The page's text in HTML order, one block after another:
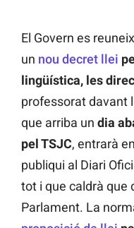
El Govern es
un nou decret llei
lingüística, les
professorat davant
que arriba un dia
pel TSJC, entrarà
publiqui al Diari
tot i que caldrà que
Parlament. La